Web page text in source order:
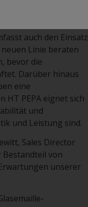
auch den Einsatz
Linie beraten
bevor die
Darüber hinaus
eine
HT PEPA eignet sich
und
und Leistung sind.
Sales Director
Bestandteil von
unserer